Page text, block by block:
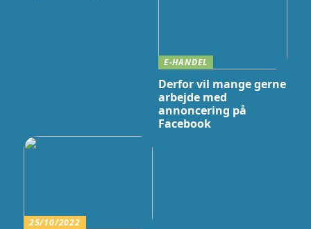
E-HANDEL
Derfor vil mange gerne
arbejde med
annoncering på
Facebook
25/10/2022